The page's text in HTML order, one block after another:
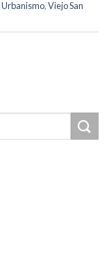
Urbanismo,Viejo San